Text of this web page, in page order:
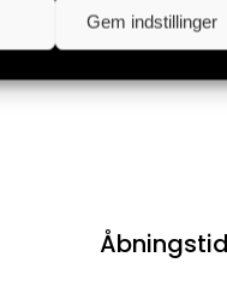
Gem indstillinger